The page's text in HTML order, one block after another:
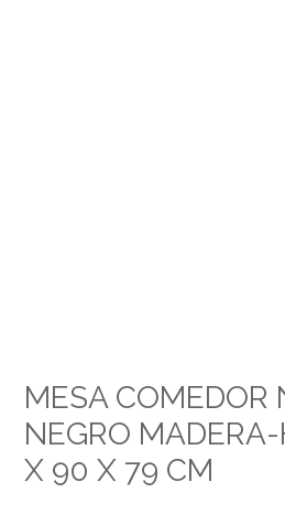
MESA COMEDOR
NEGRO
X 90 X 79 CM